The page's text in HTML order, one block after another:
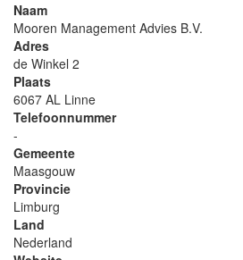
Naam
Mooren Management Advies B.V.
Adres
de Winkel 2
Plaats
6067 AL Linne
Telefoonnummer
-
Gemeente
Maasgouw
Provincie
Limburg
Land
Nederland